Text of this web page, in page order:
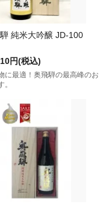
純米大吟醸 JD-100
円(税込)
に最適！奥飛騨の最高峰のお
。